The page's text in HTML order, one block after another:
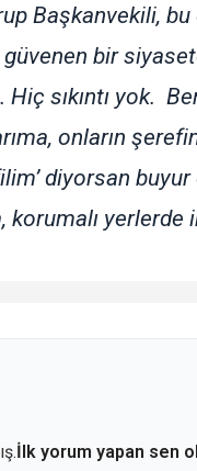
Başkanvekili,
bir
sıkıntı yok.
onların
diyorsan buyur
korumalı
İlk yorum yapan sen